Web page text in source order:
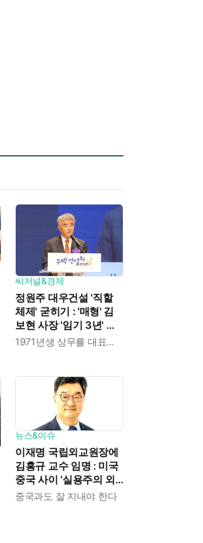
씨저널&경제
정원주 대우건설 '직할
체제' 굳히기 : '매형' 김
보현 사장 '임기 3년' 받
고 4개월 만에 물러났다
1971년생 상무를 대표이사로 발탁
뉴스&이슈
이재명 국립외교원장에
김흥규 교수 임명 : 미국
중국 사이 '실용주의 외
교론' 강조한 인물이다
중국과도 잘 지내야 한다